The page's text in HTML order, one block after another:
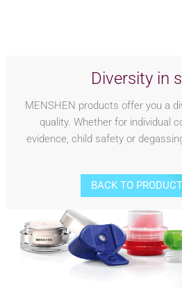
Diversity in
MENSHEN products offer you a
quality. Whether for individual
evidence, child safety or
BACK TO